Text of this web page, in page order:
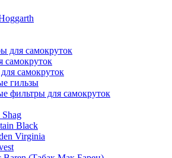
для самокруток
самокруток
самокруток
гильзы
фильтры для самокруток
Black
Virginia